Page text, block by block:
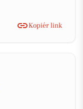
Kopiér link